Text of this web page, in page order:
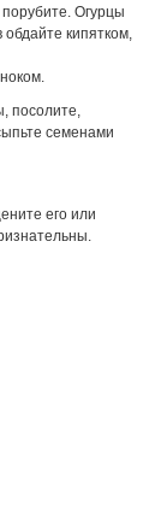
Огурцы
кипятком,
посолите,
семенами
его или